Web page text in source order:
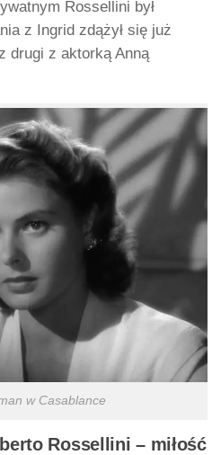
Rossellini był
z Ingrid zdążył się już
drugi z aktorką Anną
w Casablance
Rossellini – miłość